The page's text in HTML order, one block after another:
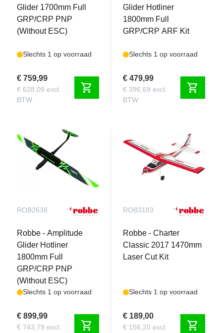
Glider 1700mm Full
GRP/CRP PNP
(Without ESC)
Slechts 1 op voorraad
€ 759,99
€ 628,09 excl.
BTW
shopping_cart
Glider Hotliner
1800mm Full
GRP/CRP ARF Kit
Slechts 1 op voorraad
€ 479,99
€ 396,69 excl.
BTW
shopping_cart
ROB2638
Robbe - Amplitude
Glider Hotliner
1800mm Full
GRP/CRP PNP
(Without ESC)
Slechts 1 op voorraad
€ 899,99
€ 743,79 excl.
shopping_cart
ROB3183
Robbe - Charter
Classic 2017 1470mm
Laser Cut Kit
Slechts 1 op voorraad
€ 189,00
€ 156,20 excl.
shopping_cart